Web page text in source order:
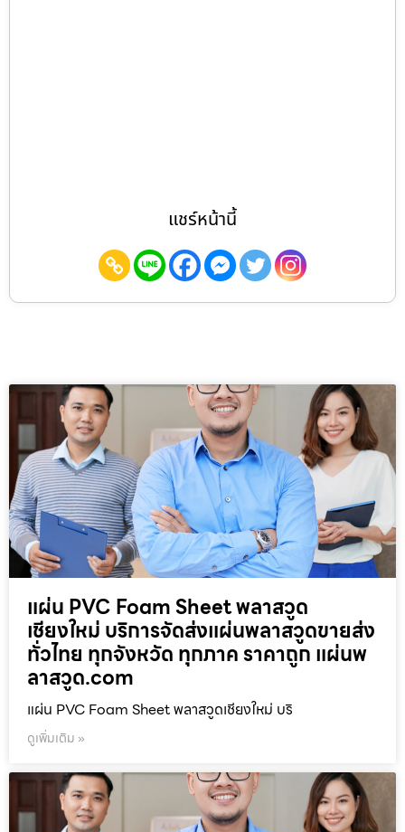
แชร์หน้านี้
แผ่น PVC Foam Sheet พลาสวูด
เชียงใหม่ บริการจัดส่งแผ่นพลาสวูดขายส่ง
ทั่วไทย ทุกจังหวัด ทุกภาค ราคาถูก แผ่นพ
ลาสวูด.com
แผ่น PVC Foam Sheet พลาสวูดเชียงใหม่ บริ
ดูเพิ่มเติม »